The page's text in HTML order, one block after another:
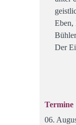
Eben,
Bühler
Der
Termine
06.